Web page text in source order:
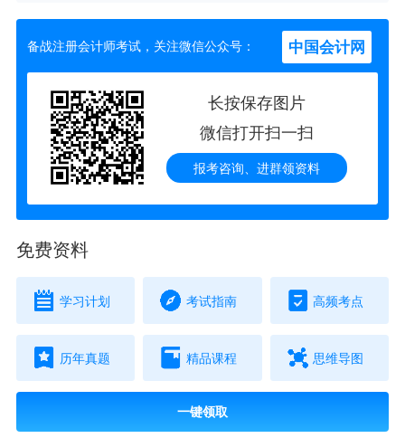
备战注册会计师考试，关注微信公众号： 中国会计网
长按保存图片
微信打开扫一扫
报考咨询、进群领资料
免费资料
学习计划 考试指南 高频考点
历年真题 精品课程 思维导图
一键领取